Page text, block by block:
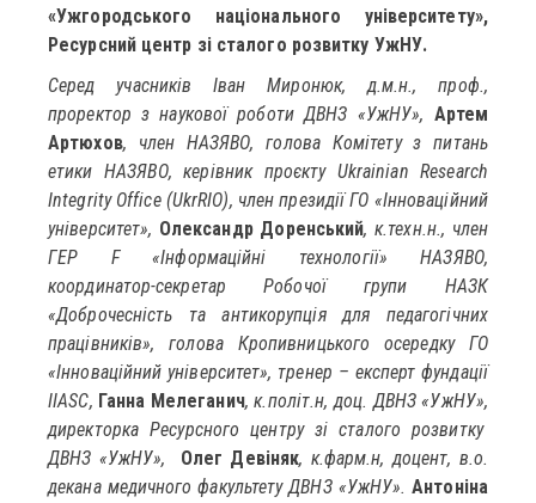
«Ужгородського національного університету»,
Ресурсний центр зі сталого розвитку УжНУ.
Серед учасників Іван Миронюк, д.м.н., проф.,
проректор з наукової роботи ДВНЗ «УжНУ», Артем
Артюхов, член НАЗЯВО, голова Комітету з питань
етики НАЗЯВО, керівник проєкту Ukrainian Research
Integrity Office (UkrRIO), член президії ГО «Інноваційний
університет», Олександр Доренський, к.техн.н., член
ГЕР F «Інформаційні технології» НАЗЯВО,
координатор-секретар Робочої групи НАЗК
«Доброчесність та антикорупція для педагогічних
працівників», голова Кропивницького осередку ГО
«Інноваційний університет», тренер – експерт фундації
IIASC, Ганна Мелеганич, к.політ.н, доц. ДВНЗ «УжНУ»,
директорка Ресурсного центру зі сталого розвитку
ДВНЗ «УжНУ», Олег Девіняк, к.фарм.н, доцент, в.о.
декана медичного факультету ДВНЗ «УжНУ». Антоніна